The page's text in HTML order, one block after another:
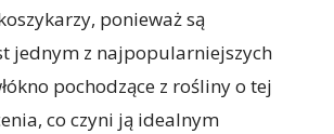
ponieważ są
jednym z najpopularniejszych
pochodzące z rośliny o tej
co czyni ją idealnym